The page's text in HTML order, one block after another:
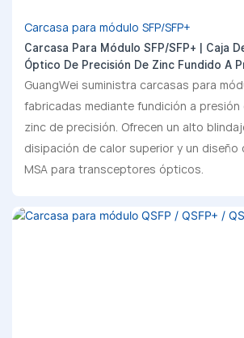
Carcasa para módulo SFP/SFP+
Carcasa Para Módulo SFP/SFP+ | Caja
Óptico De Precisión De Zinc Fundido A
GuangWei suministra carcasas para
fabricadas mediante fundición a presión
zinc de precisión. Ofrecen un alto
disipación de calor superior y un diseño
MSA para transceptores ópticos.